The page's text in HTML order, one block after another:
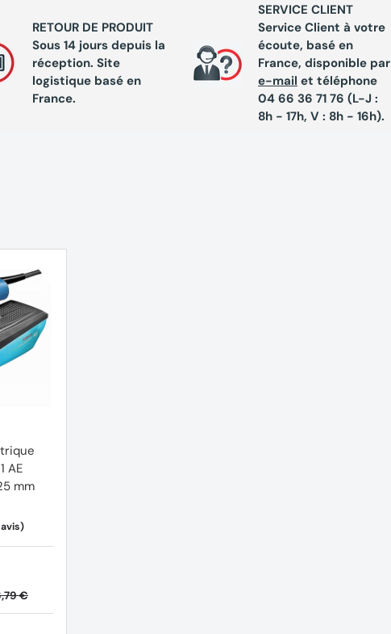
RETOUR DE PRODUIT
Sous 14 jours depuis la
réception. Site
logistique basé en
France.
SERVICE CLIENT
Service Client à votre
écoute, basé en
France, disponible par
e-mail et téléphone
04 66 36 71 76 (L-J :
8h - 17h, V : 8h - 16h).
AE
mm
€